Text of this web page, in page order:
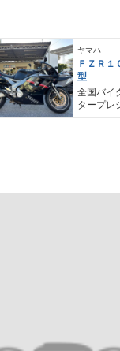
ヤマハ
ＦＺＲ
型
全国バイ
タープレ